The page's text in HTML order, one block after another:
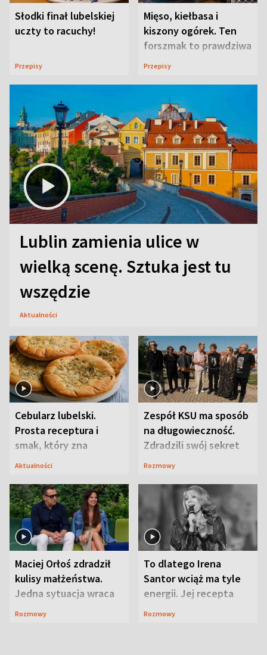
Słodki finał lubelskiej
uczty to racuchy!
Przepisy
Mięso, kiełbasa i
kiszony ogórek. Ten
forszmak to prawdziwa
uczta
Przepisy
Lublin zamienia ulice w
wielką scenę. Sztuka jest tu
wszędzie
Aktualności
Cebularz lubelski.
Prosta receptura i
smak, który zna
Lubelszczyzna
Aktualności
Zespół KSU ma sposób
na długowieczność.
Zdradzili swój sekret
Rozmowy
Maciej Orłoś zdradził
kulisy małżeństwa.
Jedna sytuacja wraca
jak bumerang
Rozmowy
To dlatego Irena
Santor wciąż ma tyle
energii. Jej recepta
jest zaskakująco
Rozmowy